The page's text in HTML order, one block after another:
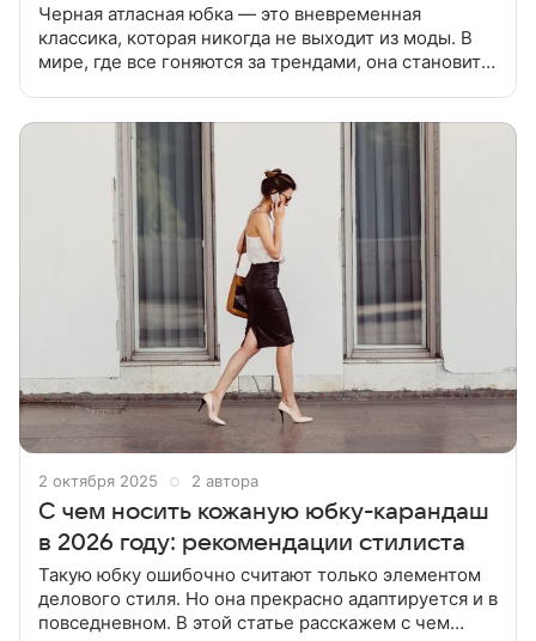
Черная атласная юбка — это вневременная
классика, которая никогда не выходит из моды. В
мире, где все гоняются за трендами, она становится
2 октября 2025 2 автора
С чем носить кожаную юбку-карандаш
в 2026 году: рекомендации стилиста
Такую юбку ошибочно считают только элементом
делового стиля. Но она прекрасно адаптируется и в
повседневном. В этой статье расскажем с чем